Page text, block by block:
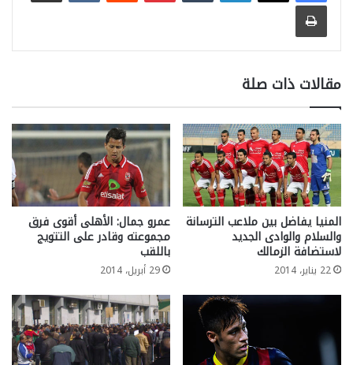
طباعة
مقالات ذات صلة
المنيا يفاضل بين ملاعب الترسانة
والسلام والوادى الجديد
لاستضافة الزمالك
22 يناير، 2014
عمرو جمال: الأهلى أقوى فرق
مجموعته وقادر على التتويج
باللقب
29 أبريل، 2014